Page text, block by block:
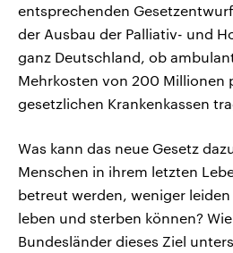
entsprechenden
der Ausbau der Palliativ- und
ganz Deutschland, ob
Mehrkosten von 200 Millionen
gesetzlichen Krankenkassen
Was kann das neue Gesetz
Menschen in ihrem letzten
betreut werden, weniger
leben und sterben können?
Bundesländer dieses Ziel